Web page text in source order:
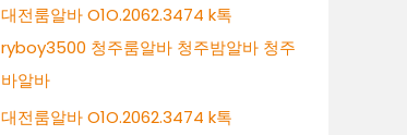
대전룸알바 O1O.2062.3474 k톡
ryboy3500 청주룸알바 청주밤알바 청주
바알바
대전룸알바 O1O.2062.3474 k톡